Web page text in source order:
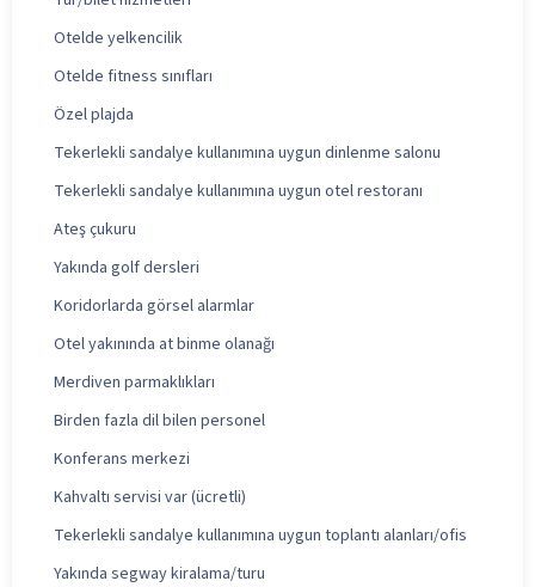
Otelde yelkencilik
Otelde fitness sınıfları
Özel plajda
Tekerlekli sandalye kullanımına uygun dinlenme salonu
Tekerlekli sandalye kullanımına uygun otel restoranı
Ateş çukuru
Yakında golf dersleri
Koridorlarda görsel alarmlar
Otel yakınında at binme olanağı
Merdiven parmaklıkları
Birden fazla dil bilen personel
Konferans merkezi
Kahvaltı servisi var (ücretli)
Tekerlekli sandalye kullanımına uygun toplantı alanları/ofis
Yakında segway kiralama/turu